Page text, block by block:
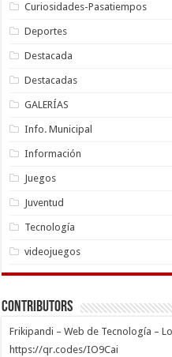
Curiosidades-Pasatiempos
Deportes
Destacada
Destacadas
GALERÍAS
Info. Municipal
Información
Juegos
Juventud
Tecnología
videojuegos
Contributors
Frikipandi – Web de Tecnología –
https://qr.codes/IO9Cai